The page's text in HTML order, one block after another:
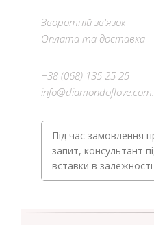
Зворотній зв'язок
Оплата та доставка
+38 (068) 135 25 25
Під час замовлення
запит, консультант
вставки в